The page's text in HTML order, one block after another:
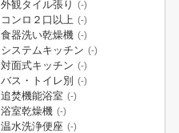
外観タイル張り (-)
コンロ２口以上 (-)
食器洗い乾燥機 (-)
システムキッチン (-)
対面式キッチン (-)
バス・トイレ別 (-)
追焚機能浴室 (-)
浴室乾燥機 (-)
温水洗浄便座 (-)